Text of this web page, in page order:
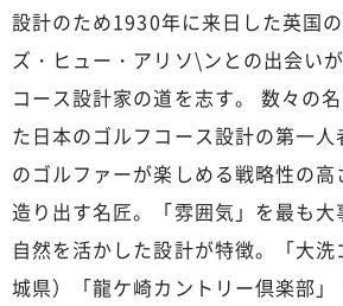
設計のため1930年に来日した英国
ズ・ヒュー・アリソ\ンとの出会い
コース設計家の道を志す。 数々の
た日本のゴルフコース設計の第一
のゴルファーが楽しめる戦略性の
造り出す名匠。「雰囲気」を最も
自然を活かした設計が特徴。「大
城県）「龍ケ崎カントリー倶楽部